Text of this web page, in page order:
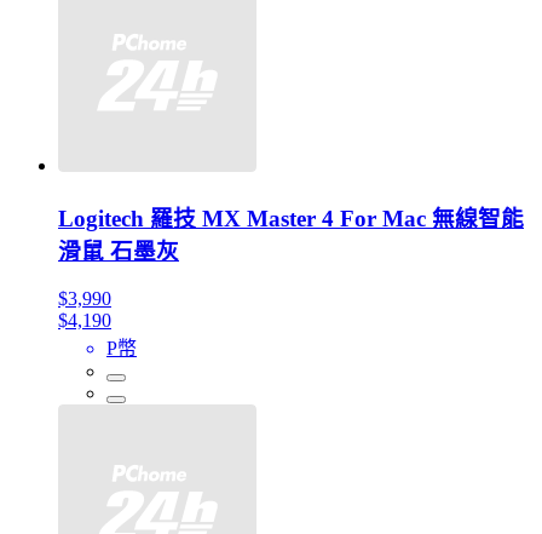
Logitech 羅技 MX Master 4 For Mac 無線智能
滑鼠 石墨灰
$3,990
$4,190
P幣